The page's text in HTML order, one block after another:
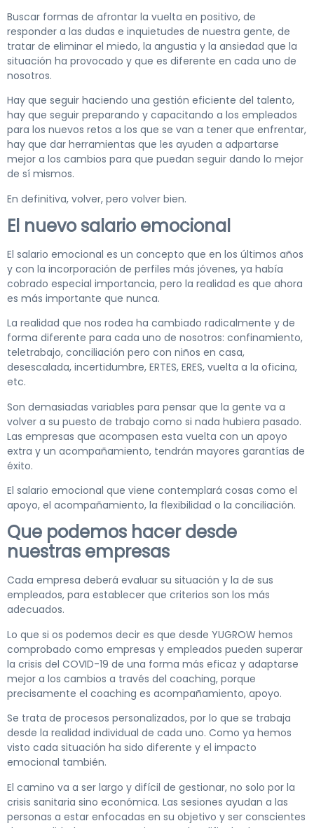
Buscar formas de afrontar la vuelta en positivo, de
responder a las dudas e inquietudes de nuestra gente, de
tratar de eliminar el miedo, la angustia y la ansiedad que la
situación ha provocado y que es diferente en cada uno de
nosotros.
Hay que seguir haciendo una gestión eficiente del talento,
hay que seguir preparando y capacitando a los empleados
para los nuevos retos a los que se van a tener que enfrentar,
hay que dar herramientas que les ayuden a adpartarse
mejor a los cambios para que puedan seguir dando lo mejor
de sí mismos.
En definitiva, volver, pero volver bien.
El nuevo salario emocional
El salario emocional es un concepto que en los últimos años
y con la incorporación de perfiles más jóvenes, ya había
cobrado especial importancia, pero la realidad es que ahora
es más importante que nunca.
La realidad que nos rodea ha cambiado radicalmente y de
forma diferente para cada uno de nosotros: confinamiento,
teletrabajo, conciliación pero con niños en casa,
desescalada, incertidumbre, ERTES, ERES, vuelta a la oficina,
etc.
Son demasiadas variables para pensar que la gente va a
volver a su puesto de trabajo como si nada hubiera pasado.
Las empresas que acompasen esta vuelta con un apoyo
extra y un acompañamiento, tendrán mayores garantías de
éxito.
El salario emocional que viene contemplará cosas como el
apoyo, el acompañamiento, la flexibilidad o la conciliación.
Que podemos hacer desde
nuestras empresas
Cada empresa deberá evaluar su situación y la de sus
empleados, para establecer que criterios son los más
adecuados.
Lo que si os podemos decir es que desde YUGROW hemos
comprobado como empresas y empleados pueden superar
la crisis del COVID-19 de una forma más eficaz y adaptarse
mejor a los cambios a través del coaching, porque
precisamente el coaching es acompañamiento, apoyo.
Se trata de procesos personalizados, por lo que se trabaja
desde la realidad individual de cada uno. Como ya hemos
visto cada situación ha sido diferente y el impacto
emocional también.
El camino va a ser largo y difícil de gestionar, no solo por la
crisis sanitaria sino económica. Las sesiones ayudan a las
personas a estar enfocadas en su objetivo y ser conscientes